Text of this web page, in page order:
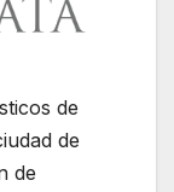
de
de
de